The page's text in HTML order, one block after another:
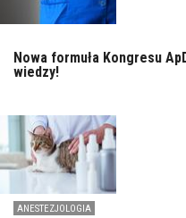
Nowa formuła Kongresu
wiedzy!
ANESTEZJOLOGIA